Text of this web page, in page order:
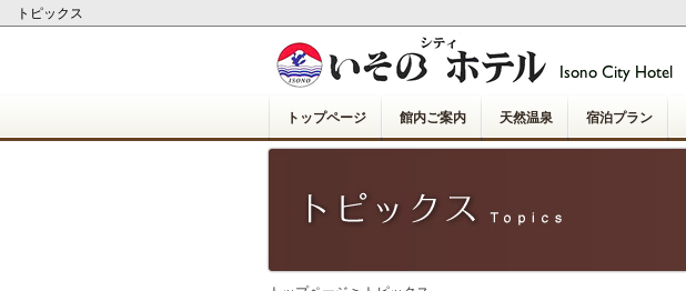
トピックス
トップページ 館内ご案内 天然温泉 宿泊プラン